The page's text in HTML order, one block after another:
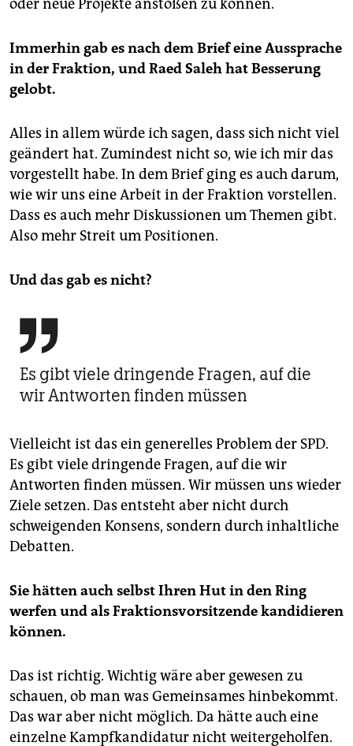
oder neue Projekte anstoßen zu können.
Immerhin gab es nach dem Brief eine Aussprache
in der Fraktion, und Raed Saleh hat Besserung
gelobt.
Alles in allem würde ich sagen, dass sich nicht viel
geändert hat. Zumindest nicht so, wie ich mir das
vorgestellt habe. In dem Brief ging es auch darum,
wie wir uns eine Arbeit in der Fraktion vorstellen.
Dass es auch mehr Diskussionen um Themen gibt.
Also mehr Streit um Positionen.
Und das gab es nicht?

Es gibt viele dringende Fragen, auf die
wir Antworten finden müssen
Vielleicht ist das ein generelles Problem der SPD.
Es gibt viele dringende Fragen, auf die wir
Antworten finden müssen. Wir müssen uns wieder
Ziele setzen. Das entsteht aber nicht durch
schweigenden Konsens, sondern durch inhaltliche
Debatten.
Sie hätten auch selbst Ihren Hut in den Ring
werfen und als Fraktionsvorsitzende kandidieren
können.
Das ist richtig. Wichtig wäre aber gewesen zu
schauen, ob man was Gemeinsames hinbekommt.
Das war aber nicht möglich. Da hätte auch eine
einzelne Kampfkandidatur nicht weitergeholfen.